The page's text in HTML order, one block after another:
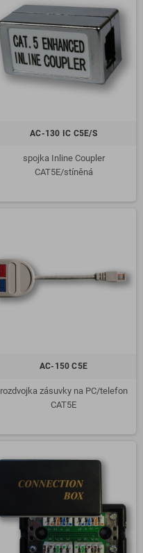
AC-130 IC C5E/S
spojka Inline Coupler
CAT5E/stíněná
AC-150 C5E
rozdvojka zásuvky na PC/telefon
CAT5E